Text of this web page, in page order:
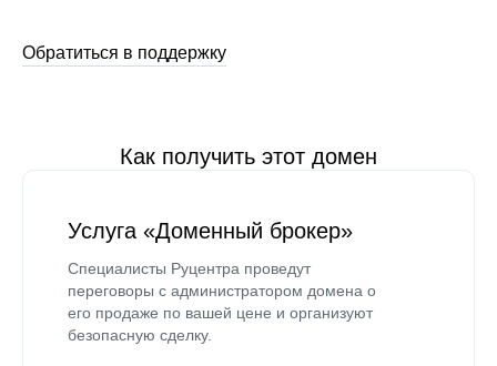
Обратиться в поддержку
Как получить этот домен
Услуга «Доменный брокер»
Специалисты Руцентра проведут
переговоры с администратором домена о
его продаже по вашей цене и организуют
безопасную сделку.